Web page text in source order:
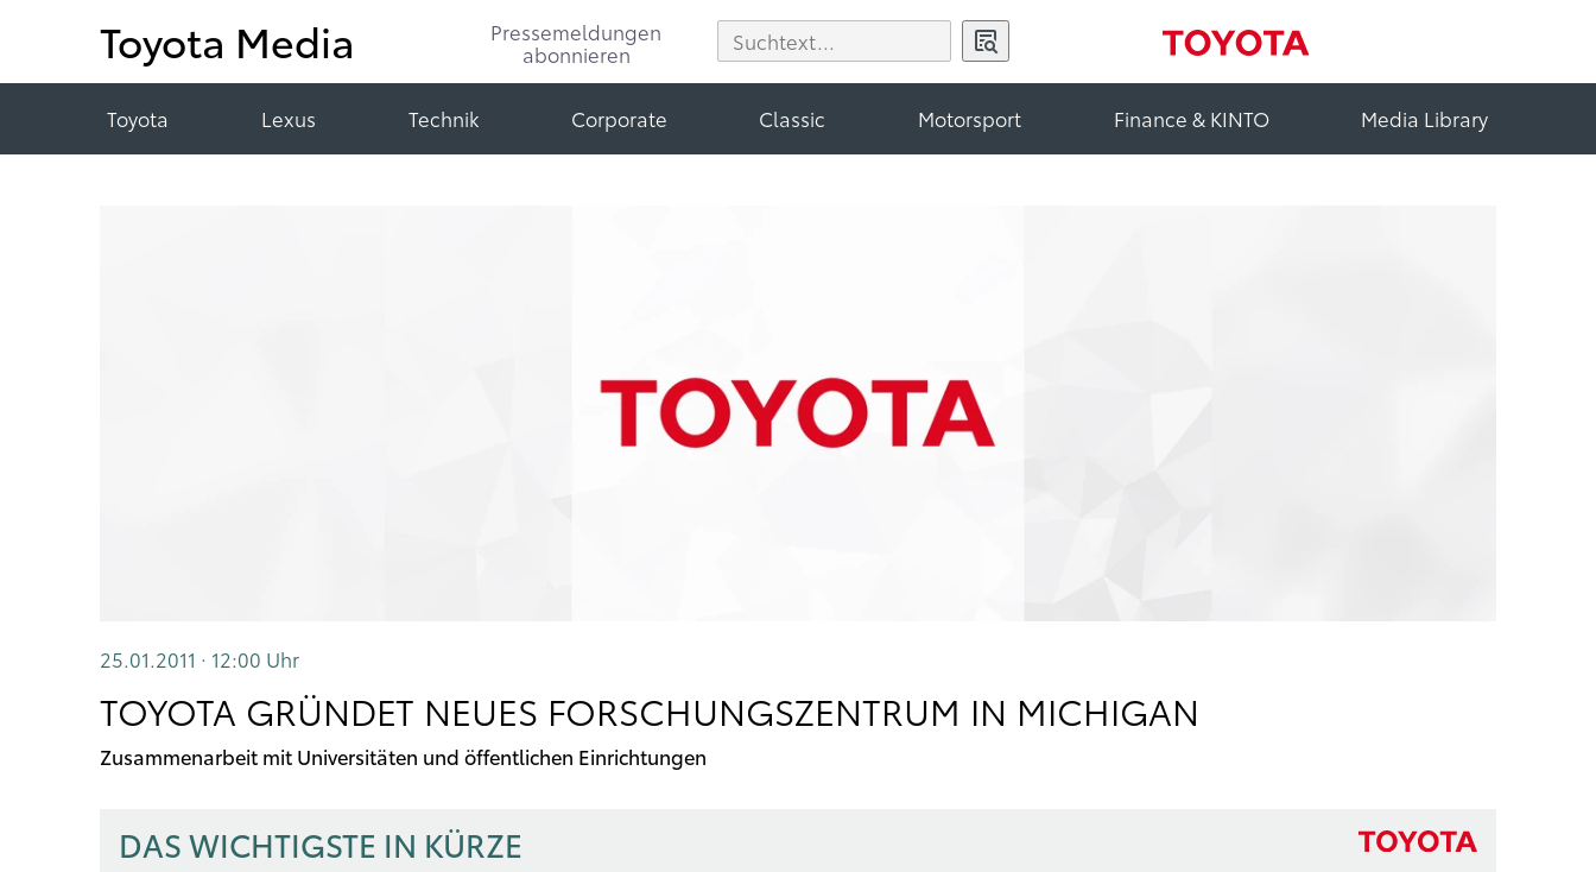
Toyota Media
Pressemeldungen
abonnieren
Toyota Lexus Technik Corporate Classic Motorsport Finance & KINTO Media Library
25.01.2011 · 12:00 Uhr
TOYOTA GRÜNDET NEUES FORSCHUNGSZENTRUM IN MICHIGAN
Zusammenarbeit mit Universitäten und öffentlichen Einrichtungen
DAS WICHTIGSTE IN KÜRZE